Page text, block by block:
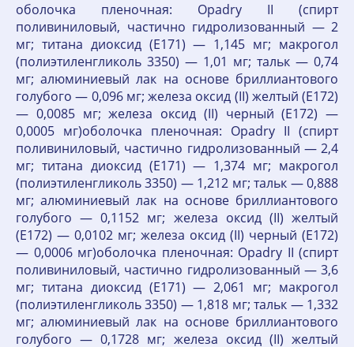
оболочка пленочная: Opadry II (спирт
поливиниловый, частично гидролизованный — 2
мг; титана диоксид (Е171) — 1,145 мг; макрогол
(полиэтиленгликоль 3350) — 1,01 мг; тальк — 0,74
мг; алюминиевый лак на основе бриллиантового
голубого — 0,096 мг; железа оксид (II) желтый (Е172)
— 0,0085 мг; железа оксид (II) черный (Е172) —
0,0005 мг)оболочка пленочная: Opadry II (спирт
поливиниловый, частично гидролизованный — 2,4
мг; титана диоксид (Е171) — 1,374 мг; макрогол
(полиэтиленгликоль 3350) — 1,212 мг; тальк — 0,888
мг; алюминиевый лак на основе бриллиантового
голубого — 0,1152 мг; железа оксид (II) желтый
(Е172) — 0,0102 мг; железа оксид (II) черный (Е172)
— 0,0006 мг)оболочка пленочная: Opadry II (спирт
поливиниловый, частично гидролизованный — 3,6
мг; титана диоксид (Е171) — 2,061 мг; макрогол
(полиэтиленгликоль 3350) — 1,818 мг; тальк — 1,332
мг; алюминиевый лак на основе бриллиантового
голубого — 0,1728 мг; железа оксид (II) желтый